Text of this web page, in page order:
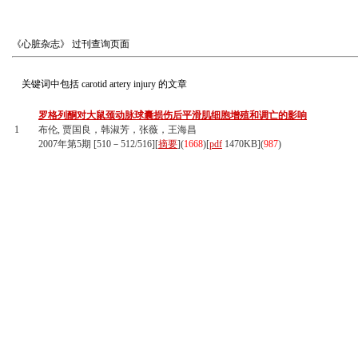
《心脏杂志》 过刊查询页面
关键词中包括 carotid artery injury 的文章
1
罗格列酮对大鼠颈动脉球囊损伤后平滑肌细胞增殖和调亡的影响
布伦, 贾国良，韩淑芳，张薇，王海昌
2007年第5期 [510－512/516][摘要](1668)[pdf 1470KB](987)